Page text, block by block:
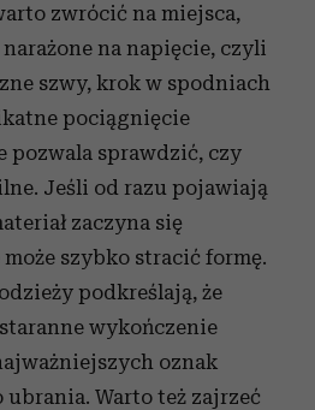
zwrócić na miejsca,
na napięcie, czyli
szwy, krok w spodniach
pociągnięcie
pozwala sprawdzić, czy
Jeśli od razu pojawiają
zaczyna się
szybko stracić formę.
podkreślają, że
wykończenie
oznak
Warto też zajrzeć